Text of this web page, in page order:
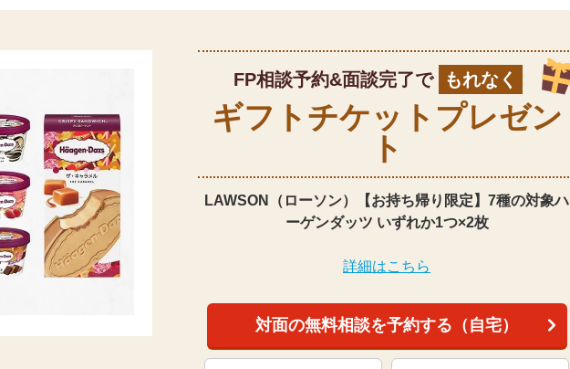
FP相談予約&面談完了で もれなく
ギフトチケット プレゼン
ト
LAWSON（ローソン）【お持ち帰り限定】 7種の対象ハ
ーゲンダッツ いずれか1つ×2枚
詳細はこちら
対面の無料相談を予約する（自宅）